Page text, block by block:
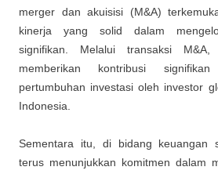
merger dan akuisisi (M&A)
kinerja yang solid dalam
signifikan. Melalui transaksi
memberikan kontribusi
pertumbuhan investasi oleh investor
Indonesia.
Sementara itu, di bidang keuangan
terus menunjukkan komitmen dalam